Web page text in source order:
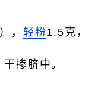
， 轻粉1.5克，
掺脐中。